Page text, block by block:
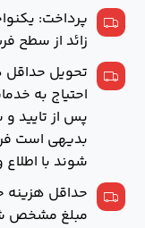
پرداخت:
زائد از سطح
تحويل
احتياج به
پس از تایید
بديهی است
شوند با
حداقل هزينه
مبلغ مشخص